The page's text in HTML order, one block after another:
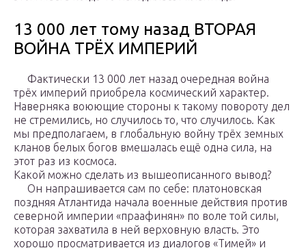
13 000 лет тому назад ВТОРАЯ
ВОЙНА ТРЁХ ИМПЕРИЙ
Фактически 13 000 лет назад очередная война
трёх империй приобрела космический характер.
Наверняка воюющие стороны к такому повороту дел
не стремились, но случилось то, что случилось. Как
мы предполагаем, в глобальную войну трёх земных
кланов белых богов вмешалась ещё одна сила, на
этот раз из космоса.
Какой можно сделать из вышеописанного вывод?
Он напрашивается сам по себе: платоновская
поздняя Атлантида начала военные действия против
северной империи «праафинян» по воле той силы,
которая захватила в ней верховную власть. Это
хорошо просматривается из диалогов «Тимей» и